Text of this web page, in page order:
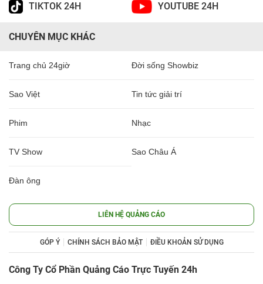
TIKTOK 24H YOUTUBE 24H
CHUYÊN MỤC KHÁC
Trang chủ 24giờ Đời sống Showbiz
Sao Việt Tin tức giải trí
Phim Nhạc
TV Show Sao Châu Á
Đàn ông
LIÊN HỆ QUẢNG CÁO
GÓP Ý CHÍNH SÁCH BẢO MẬT ĐIỀU KHOẢN SỬ DỤNG
Công Ty Cổ Phần Quảng Cáo Trực Tuyến 24h